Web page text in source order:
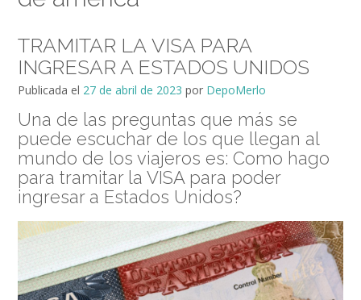
TRAMITAR LA VISA PARA
INGRESAR A ESTADOS UNIDOS
Publicada el 27 de abril de 2023 por DepoMerlo
Una de las preguntas que más se
puede escuchar de los que llegan al
mundo de los viajeros es: Como hago
para tramitar la VISA para poder
ingresar a Estados Unidos?